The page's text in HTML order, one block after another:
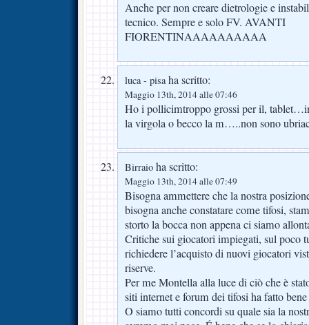
Anche per non creare dietrologie e
tecnico. Sempre e solo FV. AVANTI
FIORENTINAAAAAAAAAA
luca - pisaha scritto:
Maggio 13th, 2014 alle 07:46
Ho i pollicimtroppo grossi per il,
la virgola o becco la m…..non sono
Birraio ha scritto:
Maggio 13th, 2014 alle 07:49
Bisogna ammettere che la nostra
bisogna anche constatare come tifosi,
storto la bocca non appena ci siamo
Critiche sui giocatori impiegati, sul poco
richiedere l’acquisto di nuovi giocatori
riserve.
Per me Montella alla luce di ciò che è
siti internet e forum dei tifosi ha fatto
O siamo tutti concordi su quale sia la